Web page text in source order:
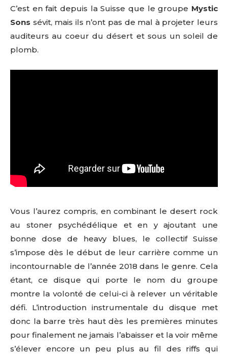
C’est en fait depuis la Suisse que le groupe Mystic
Sons sévit, mais ils n’ont pas de mal à projeter leurs
auditeurs au coeur du désert et sous un soleil de
plomb.
Vous l’aurez compris, en combinant le desert rock
au stoner psychédélique et en y ajoutant une
bonne dose de heavy blues, le collectif Suisse
s’impose dès le début de leur carrière comme un
incontournable de l’année 2018 dans le genre. Cela
étant, ce disque qui porte le nom du groupe
montre la volonté de celui-ci à relever un véritable
défi. L’introduction instrumentale du disque met
donc la barre très haut dès les premières minutes
pour finalement ne jamais l’abaisser et la voir même
s’élever encore un peu plus au fil des riffs qui